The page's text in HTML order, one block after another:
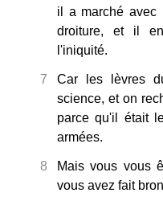
il a marché avec
droiture, et il
l'iniquité.
7
Car les lèvres
science, et on
parce qu'il était
armées.
8
Mais vous vous
vous avez fait